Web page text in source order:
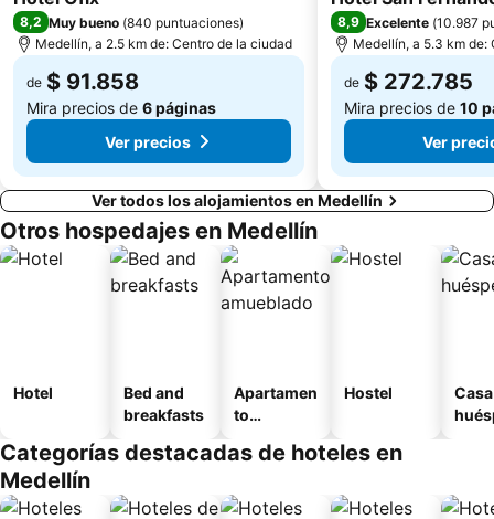
8,2 Muy bueno (840 puntuaciones)
Medellín, a 2.5 km de: Centro de la ciudad
de $ 91.858
Mira precios de 6 páginas
Ver precios
8,9 Excelente (10.987
Medellín, a 5.3 km de:
de $ 272.785
Mira precios de 10
Ver
Ver todos los alojamientos en Medellín
Otros hospedajes en Medellín
Hotel
Bed and
breakfasts
Apartamen
to
o
Hostel
Categorías destacadas de hoteles en
Medellín